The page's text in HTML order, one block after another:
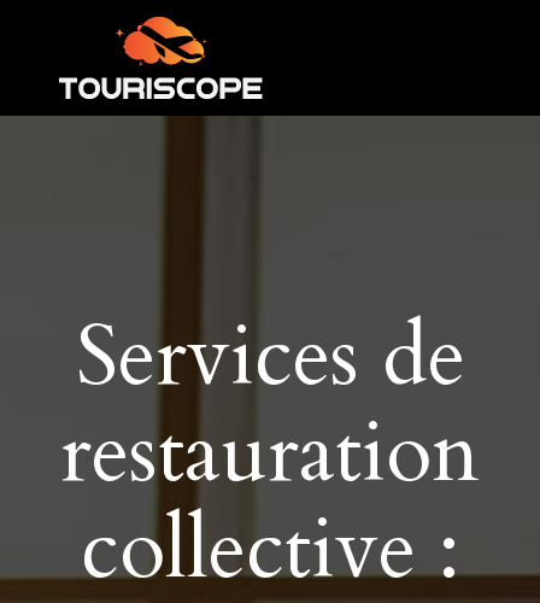
Services de
restauration
collective :